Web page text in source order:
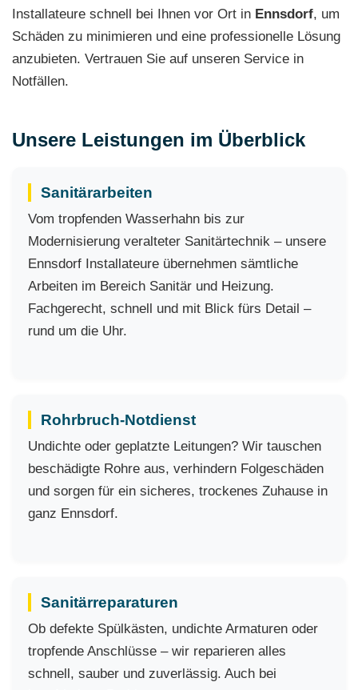
Installateure schnell bei Ihnen vor Ort in Ennsdorf, um
Schäden zu minimieren und eine professionelle Lösung
anzubieten. Vertrauen Sie auf unseren Service in
Notfällen.
Unsere Leistungen im Überblick
Sanitärarbeiten
Vom tropfenden Wasserhahn bis zur
Modernisierung veralteter Sanitärtechnik – unsere
Ennsdorf Installateure übernehmen sämtliche
Arbeiten im Bereich Sanitär und Heizung.
Fachgerecht, schnell und mit Blick fürs Detail –
rund um die Uhr.
Rohrbruch-Notdienst
Undichte oder geplatzte Leitungen? Wir tauschen
beschädigte Rohre aus, verhindern Folgeschäden
und sorgen für ein sicheres, trockenes Zuhause in
ganz Ennsdorf.
Sanitärreparaturen
Ob defekte Spülkästen, undichte Armaturen oder
tropfende Anschlüsse – wir reparieren alles
schnell, sauber und zuverlässig. Auch bei